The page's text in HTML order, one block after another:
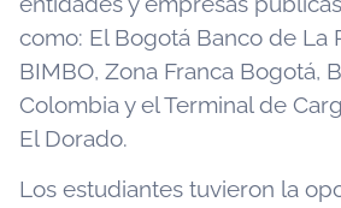
como: El Bogotá Banco de La
BIMBO, Zona Franca Bogotá,
Colombia y el Terminal de
El Dorado.
Los estudiantes tuvieron la